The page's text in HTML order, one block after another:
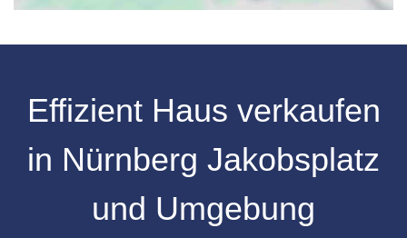
Effizient Haus verkaufen
in Nürnberg Jakobsplatz
und Umgebung